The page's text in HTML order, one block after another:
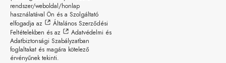
rendszer/weboldal/honlap
használatával Ön és a Szolgáltató
elfogadja az
Általános Szerződési
Feltételekben és az
Adatvédelmi és
Adatbiztonsági Szabályzatban
foglaltakat és magára kötelező
érvényűnek tekinti.